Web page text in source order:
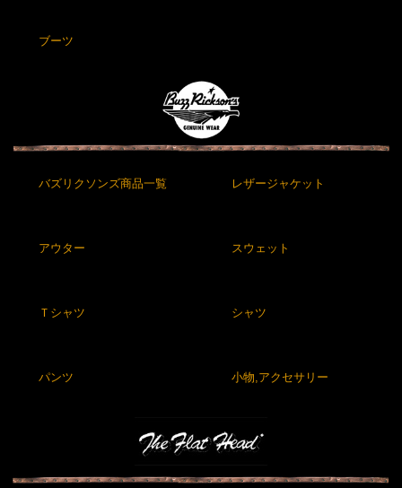
ブーツ
バズリクソンズ商品一覧 レザージャケット
アウター スウェット
Ｔシャツ シャツ
パンツ 小物,アクセサリー